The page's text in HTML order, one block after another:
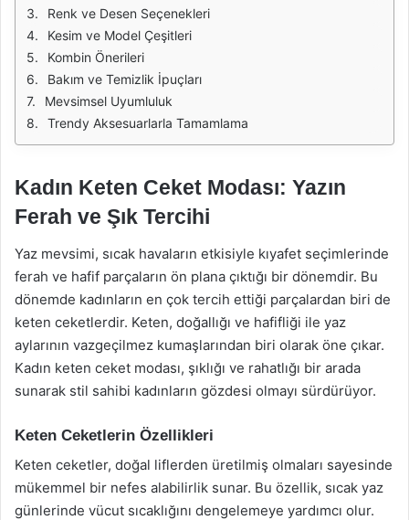
Renk ve Desen Seçenekleri
Kesim ve Model Çeşitleri
Kombin Önerileri
Bakım ve Temizlik İpuçları
Mevsimsel Uyumluluk
Trendy Aksesuarlarla Tamamlama
Kadın Keten Ceket Modası: Yazın
Ferah ve Şık Tercihi
Yaz mevsimi, sıcak havaların etkisiyle kıyafet seçimlerinde
ferah ve hafif parçaların ön plana çıktığı bir dönemdir. Bu
dönemde kadınların en çok tercih ettiği parçalardan biri de
keten ceketlerdir. Keten, doğallığı ve hafifliği ile yaz
aylarının vazgeçilmez kumaşlarından biri olarak öne çıkar.
Kadın keten ceket modası, şıklığı ve rahatlığı bir arada
sunarak stil sahibi kadınların gözdesi olmayı sürdürüyor.
Keten Ceketlerin Özellikleri
Keten ceketler, doğal liflerden üretilmiş olmaları sayesinde
mükemmel bir nefes alabilirlik sunar. Bu özellik, sıcak yaz
günlerinde vücut sıcaklığını dengelemeye yardımcı olur.